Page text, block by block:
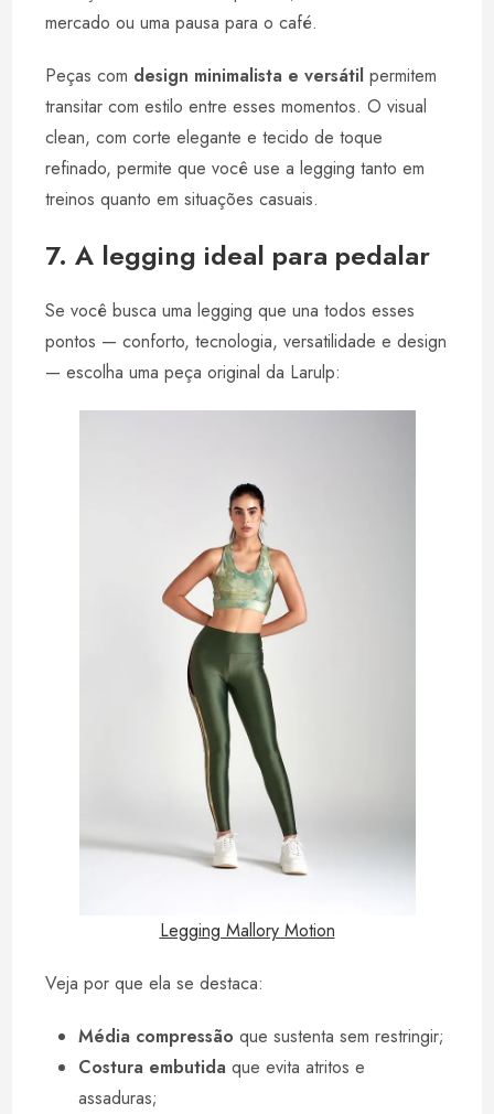
mercado ou uma pausa para o café.
Peças com design minimalista e versátil permitem
transitar com estilo entre esses momentos. O visual
clean, com corte elegante e tecido de toque
refinado, permite que você use a legging tanto em
treinos quanto em situações casuais.
7. A legging ideal para pedalar
Se você busca uma legging que una todos esses
pontos — conforto, tecnologia, versatilidade e design
— escolha uma peça original da Larulp:
Legging Mallory Motion
Veja por que ela se destaca:
Média compressão que sustenta sem restringir;
Costura embutida que evita atritos e
assaduras;